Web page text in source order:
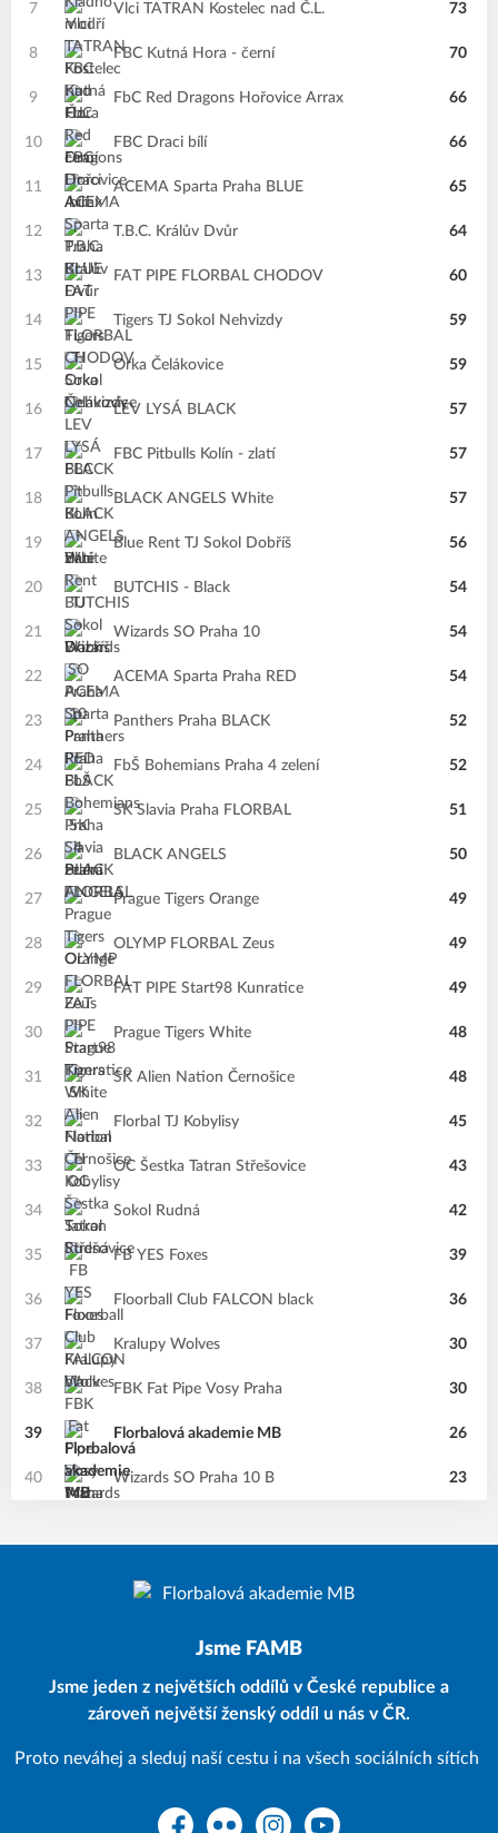
7 Vlci TATRAN Kostelec nad Č.L. 73
8 FBC Kutná Hora - černí 70
9 FbC Red Dragons Hořovice Arrax 66
10 FBC Draci bílí 66
11 ACEMA Sparta Praha BLUE 65
12 T.B.C. Králův Dvůr 64
13 FAT PIPE FLORBAL CHODOV 60
14 Tigers TJ Sokol Nehvizdy 59
15 Orka Čelákovice 59
16 LEV LYSÁ BLACK 57
17 FBC Pitbulls Kolín - zlatí 57
18 BLACK ANGELS White 57
19 Blue Rent TJ Sokol Dobříš 56
20 BUTCHIS - Black 54
21 Wizards SO Praha 10 54
22 ACEMA Sparta Praha RED 54
23 Panthers Praha BLACK 52
24 FbŠ Bohemians Praha 4 zelení 52
25 SK Slavia Praha FLORBAL 51
26 BLACK ANGELS 50
27 Prague Tigers Orange 49
28 OLYMP FLORBAL Zeus 49
29 FAT PIPE Start98 Kunratice 49
30 Prague Tigers White 48
31 SK Alien Nation Černošice 48
32 Florbal TJ Kobylisy 45
33 OC Šestka Tatran Střešovice 43
34 Sokol Rudná 42
35 FB YES Foxes 39
36 Floorball Club FALCON black 36
37 Kralupy Wolves 30
38 FBK Fat Pipe Vosy Praha 30
39 Florbalová akademie MB 26
40 Wizards SO Praha 10 B 23
Jsme FAMB
Jsme jeden z největších oddílů v České republice a
zároveň největší ženský oddíl u nás v ČR.
Proto neváhej a sleduj naší cestu i na všech sociálních sítích